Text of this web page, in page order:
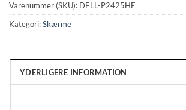
Varenummer (SKU): DELL-P2425HE
Kategori:Skærme
YDERLIGERE INFORMATION